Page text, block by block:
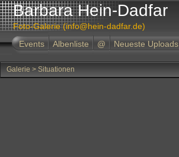
Barbara Hein-Dadfar
Foto-Galerie (info@hein-dadfar.de)
Events
Albenliste @ Neueste Uploads
Galerie > Situationen